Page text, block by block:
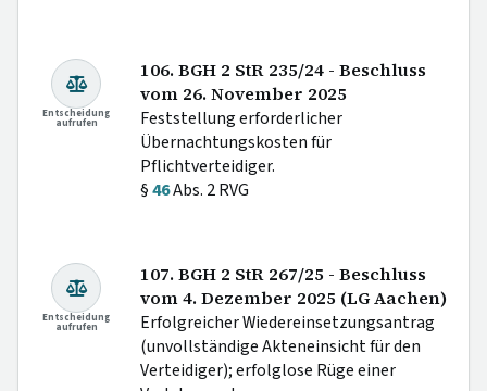
Entscheidung
aufrufen
106. BGH 2 StR 235/24 - Beschluss
vom 26. November 2025
Feststellung erforderlicher
Übernachtungskosten für
Pflichtverteidiger.
§46Abs. 2 RVG
Entscheidung
aufrufen
107. BGH 2 StR 267/25 - Beschluss
vom 4. Dezember 2025 (LG Aachen)
Erfolgreicher Wiedereinsetzungsantrag
(unvollständige Akteneinsicht für den
Verteidiger); erfolglose Rüge einer